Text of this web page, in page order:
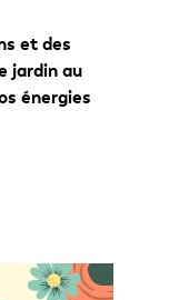
et des
jardin au
énergies